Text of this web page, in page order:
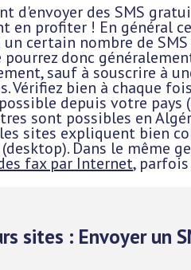
d'envoyer des SMS
en profiter ! En général
certain nombre de
donc
sauf à souscrire à
Vérifiez bien à chaque
depuis votre pays
sont possibles en
sites expliquent bien
Dans le même
fax par Internet,
sites : Envoyer un